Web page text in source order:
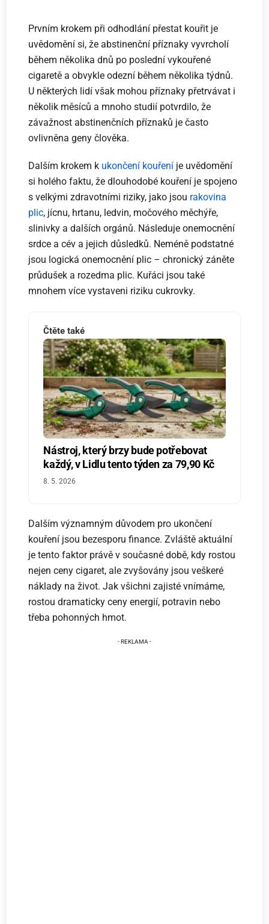
Prvním krokem při odhodlání přestat kouřit je
uvědomění si, že abstinenční příznaky vyvrcholí
během několika dnů po poslední vykouřené
cigaretě a obvykle odezní během několika týdnů.
U některých lidí však mohou příznaky přetrvávat i
několik měsíců a mnoho studií potvrdilo, že
závažnost abstinenčních příznaků je často
ovlivněna geny člověka.
Dalším krokem k ukončení kouření je uvědomění
si holého faktu, že dlouhodobé kouření je spojeno
s velkými zdravotními riziky, jako jsou rakovina
plic, jícnu, hrtanu, ledvin, močového měchýře,
slinivky a dalších orgánů. Následuje onemocnění
srdce a cév a jejich důsledků. Neméně podstatné
jsou logická onemocnění plic – chronický záněte
průdušek a rozedma plic. Kuřáci jsou také
mnohem více vystaveni riziku cukrovky.
Čtěte také
Nástroj, který brzy bude potřebovat
každý, v Lidlu tento týden za 79,90 Kč
8. 5. 2026
Dalším významným důvodem pro ukončení
kouření jsou bezesporu finance. Zvláště aktuální
je tento faktor právě v současné době, kdy rostou
nejen ceny cigaret, ale zvyšovány jsou veškeré
náklady na život. Jak všichni zajisté vnímáme,
rostou dramaticky ceny energií, potravin nebo
třeba pohonných hmot.